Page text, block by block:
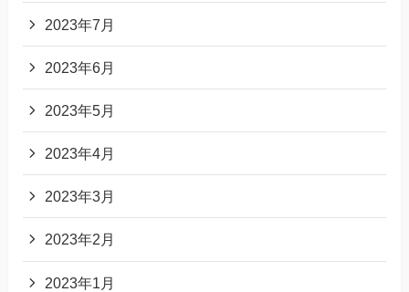
2023年7月
2023年6月
2023年5月
2023年4月
2023年3月
2023年2月
2023年1月